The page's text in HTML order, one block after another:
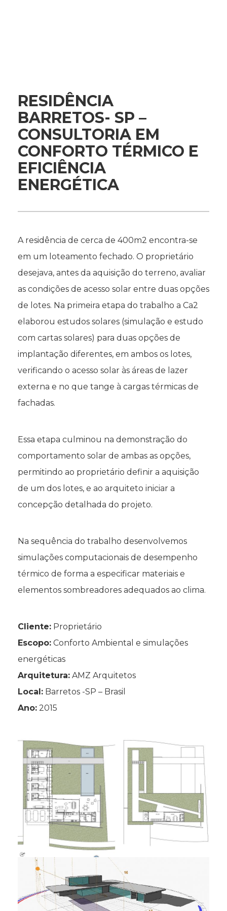
RESIDÊNCIA
BARRETOS- SP –
CONSULTORIA EM
CONFORTO TÉRMICO E
EFICIÊNCIA
ENERGÉTICA
A residência de cerca de 400m2 encontra-se
em um loteamento fechado. O proprietário
desejava, antes da aquisição do terreno, avaliar
as condições de acesso solar entre duas opções
de lotes. Na primeira etapa do trabalho a Ca2
elaborou estudos solares (simulação e estudo
com cartas solares) para duas opções de
implantação diferentes, em ambos os lotes,
verificando o acesso solar às áreas de lazer
externa e no que tange à cargas térmicas de
fachadas.
Essa etapa culminou na demonstração do
comportamento solar de ambas as opções,
permitindo ao proprietário definir a aquisição
de um dos lotes, e ao arquiteto iniciar a
concepção detalhada do projeto.
Na sequência do trabalho desenvolvemos
simulações computacionais de desempenho
térmico de forma a especificar materiais e
elementos sombreadores adequados ao clima.
Cliente: Proprietário
Escopo: Conforto Ambiental e simulações
energéticas
Arquitetura: AMZ Arquitetos
Local: Barretos -SP – Brasil
Ano: 2015